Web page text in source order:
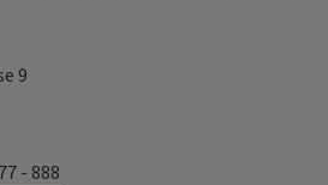
9
- 888